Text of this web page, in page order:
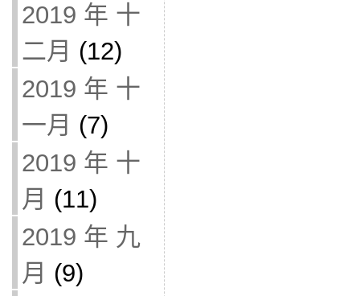
2019 年 十
二月 (12)
2019 年 十
一月 (7)
2019 年 十
月 (11)
2019 年 九
月 (9)